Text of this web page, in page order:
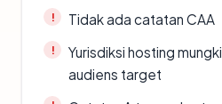
Tidak ada catatan CAA
Yurisdiksi hosting
audiens target